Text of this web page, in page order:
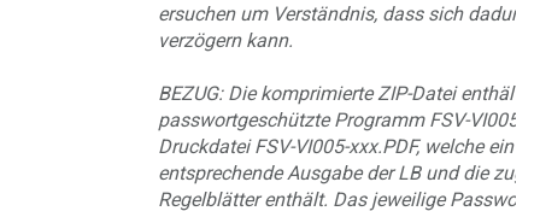
ersuchen um Verständnis, dass sich
verzögern kann.
BEZUG: Die komprimierte ZIP-Datei enthält
passwortgeschützte Programm FSV-VI005-
Druckdatei FSV-VI005-xxx.PDF, welche ein
entsprechende Ausgabe der LB und die
Regelblätter enthält. Das jeweilige Passwort